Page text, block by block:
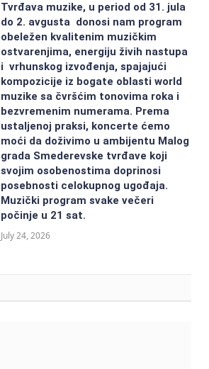
Tvrđava muzike, u period od 31. jula
do 2. avgusta donosi nam program
obeležen kvalitenim muzičkim
ostvarenjima, energiju živih nastupa
i vrhunskog izvođenja, spajajući
kompozicije iz bogate oblasti world
muzike sa čvršćim tonovima roka i
bezvremenim numerama. Prema
ustaljenoj praksi, koncerte ćemo
moći da doživimo u ambijentu Malog
grada Smederevske tvrđave koji
svojim osobenostima doprinosi
posebnosti celokupnog ugođaja.
Muzički program svake večeri
počinje u 21 sat.
July 24, 2026